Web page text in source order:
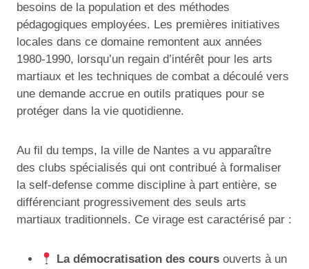
besoins de la population et des méthodes
pédagogiques employées. Les premières initiatives
locales dans ce domaine remontent aux années
1980-1990, lorsqu’un regain d’intérêt pour les arts
martiaux et les techniques de combat a découlé vers
une demande accrue en outils pratiques pour se
protéger dans la vie quotidienne.
Au fil du temps, la ville de Nantes a vu apparaître
des clubs spécialisés qui ont contribué à formaliser
la self-defense comme discipline à part entière, se
différenciant progressivement des seuls arts
martiaux traditionnels. Ce virage est caractérisé par :
La démocratisation des cours ouverts à un